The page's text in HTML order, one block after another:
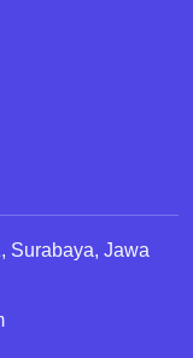
Surabaya, Jawa